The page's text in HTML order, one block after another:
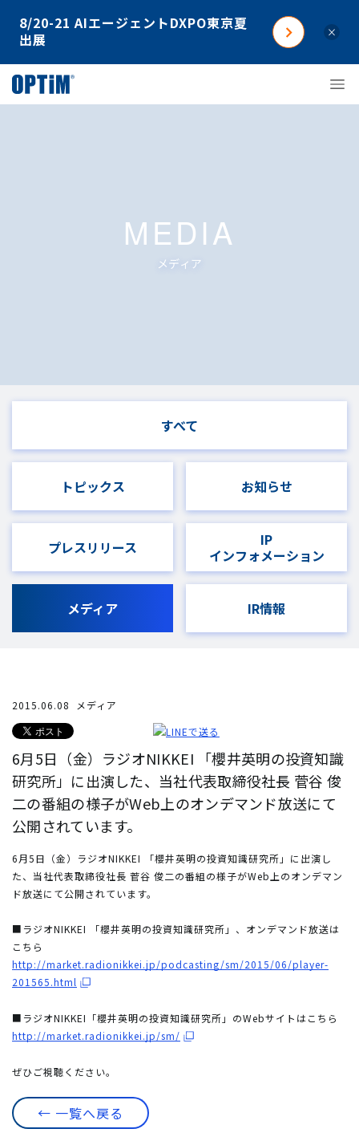
8/20-21 AIエージェントDXPO東京夏
出展
×
MEDIA
メディア
すべて
トピックス お知らせ
プレスリリース
IP
インフォメーション
メディア IR情報
2015.06.08 メディア
6月5日（金）ラジオNIKKEI 「櫻井英明の投資知識
研究所」に出演した、当社代表取締役社長 菅谷 俊
二の番組の様子がWeb上のオンデマンド放送にて
公開されています。
6月5日（金）ラジオNIKKEI 「櫻井英明の投資知識研究所」に出演し
た、当社代表取締役社長 菅谷 俊二の番組の様子がWeb上のオンデマン
ド放送にて公開されています。
■ラジオNIKKEI 「櫻井英明の投資知識研究所」、オンデマンド放送は
こちら
http://market.radionikkei.jp/podcasting/sm/2015/06/player-
201565.html
■ラジオNIKKEI「櫻井英明の投資知識研究所」のWebサイトはこちら
http://market.radionikkei.jp/sm/
ぜひご視聴ください。
← 一覧へ戻る